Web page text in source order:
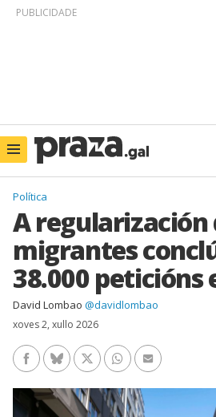
PUBLICIDADE
Política
A regularización
migrantes
38.000 peticións
David Lombao @davidlombao
xoves 2, xullo 2026
Facebook
BlueskyTwitter/XWhatsAppEnviar un